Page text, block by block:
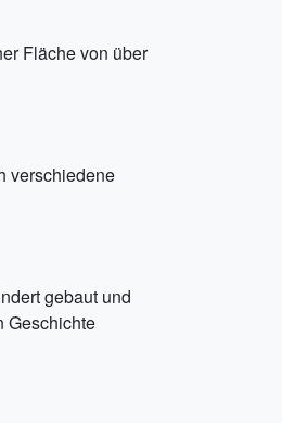
Fläche von über
verschiedene
gebaut und
Geschichte